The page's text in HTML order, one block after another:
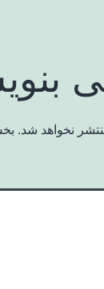
نخواهد شد.